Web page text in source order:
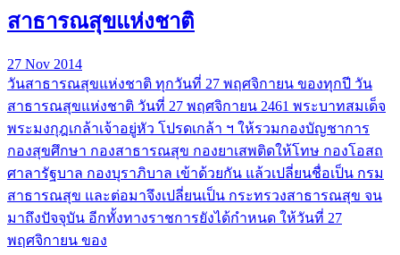
สาธารณสุขแห่งชาติ
27 Nov 2014
วันสาธารณสุขแห่งชาติ ทุกวันที่ 27 พฤศจิกายน ของทุกปี วัน
สาธารณสุขแห่งชาติ วันที่ 27 พฤศจิกายน 2461 พระบาทสมเด็จ
พระมงกุฎเกล้าเจ้าอยู่หัว โปรดเกล้า ฯ ให้รวมกองบัญชาการ
กองสุขศึกษา กองสาธารณสุข กองยาเสพติดให้โทษ กองโอสถ
ศาลารัฐบาล กองบุราภิบาล เข้าด้วยกัน แล้วเปลี่ยนชื่อเป็น กรม
สาธารณสุข และต่อมาจึงเปลี่ยนเป็น กระทรวงสาธารณสุข จน
มาถึงปัจจุบัน อีกทั้งทางราชการยังได้กำหนด ให้วันที่ 27
พฤศจิกายน ของ